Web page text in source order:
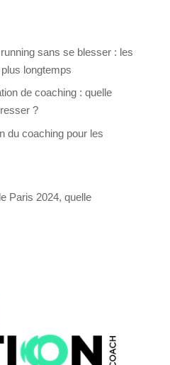
sans se blesser : les
longtemps
de coaching : quelle
?
du coaching pour les
Paris 2024, quelle